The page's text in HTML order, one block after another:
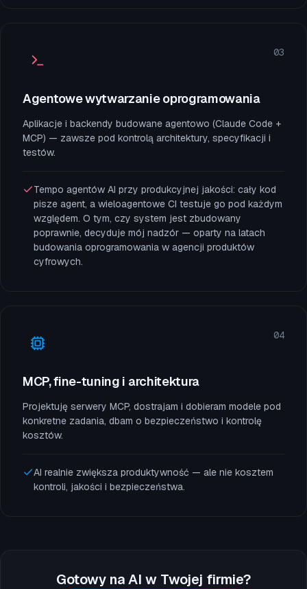
03
Agentowe wytwarzanie oprogramowania
Aplikacje i backendy budowane agentowo (Claude Code +
MCP) — zawsze pod kontrolą architektury, specyfikacji i
testów.
Tempo agentów AI przy produkcyjnej jakości: cały kod
pisze agent, a wieloagentowe CI testuje go pod każdym
względem. O tym, czy system jest zbudowany
poprawnie, decyduje mój nadzór — oparty na latach
budowania oprogramowania w agencji produktów
cyfrowych.
04
MCP, fine-tuning i architektura
Projektuję serwery MCP, dostrajam i dobieram modele pod
konkretne zadania, dbam o bezpieczeństwo i kontrolę
kosztów.
AI realnie zwiększa produktywność — ale nie kosztem
kontroli, jakości i bezpieczeństwa.
Gotowy na AI w Twojej firmie?